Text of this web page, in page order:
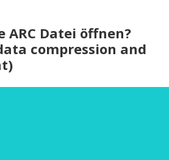
ARC Datei öffnen?
compression and